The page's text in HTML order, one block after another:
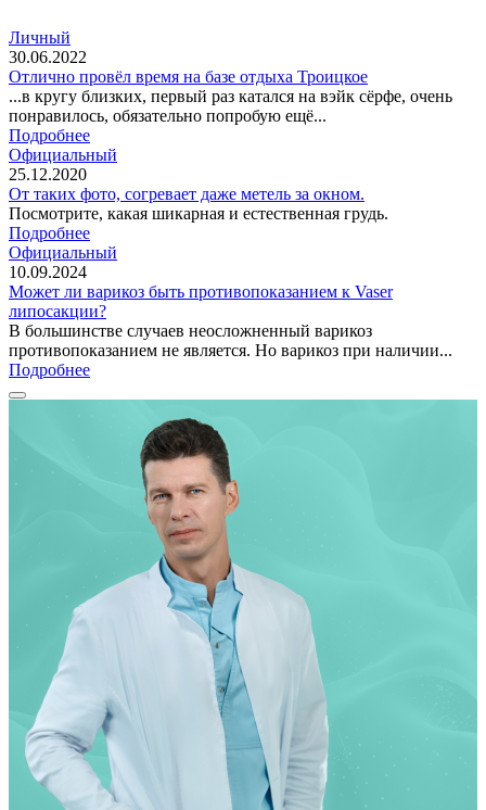
Личный
30.06.2022
Отлично провёл время на базе отдыха Троицкое
...в кругу близких, первый раз катался на вэйк сёрфе, очень
понравилось, обязательно попробую ещё...
Подробнее
Официальный
25.12.2020
От таких фото, согревает даже метель за окном.
Посмотрите, какая шикарная и естественная грудь.
Подробнее
Официальный
10.09.2024
Может ли варикоз быть противопоказанием к Vaser
липосакции?
В большинстве случаев неосложненный варикоз
противопоказанием не является. Но варикоз при наличии...
Подробнее